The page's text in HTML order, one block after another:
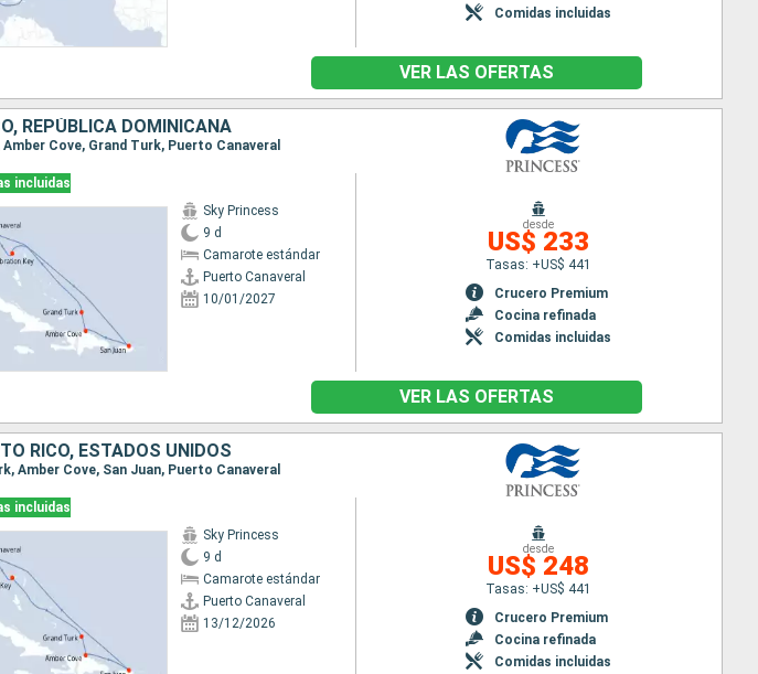
Comidas incluidas
VER LAS OFERTAS
REPÚBLICA DOMINICANA
Cove, Grand Turk, Puerto Canaveral
incluidas
Sky Princess
9 d
Camarote estándar
Puerto Canaveral
10/01/2027
desde
US$ 233
Tasas: +US$ 441
Crucero Premium
Cocina refinada
Comidas incluidas
VER LAS OFERTAS
RICO, ESTADOS UNIDOS
Amber Cove, San Juan, Puerto Canaveral
incluidas
Sky Princess
9 d
Camarote estándar
Puerto Canaveral
13/12/2026
desde
US$ 248
Tasas: +US$ 441
Crucero Premium
Cocina refinada
Comidas incluidas